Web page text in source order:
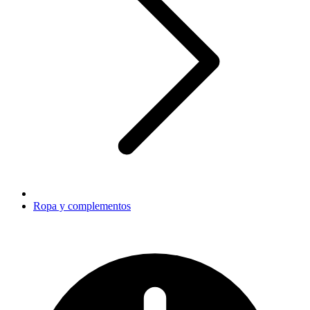
Ropa y complementos